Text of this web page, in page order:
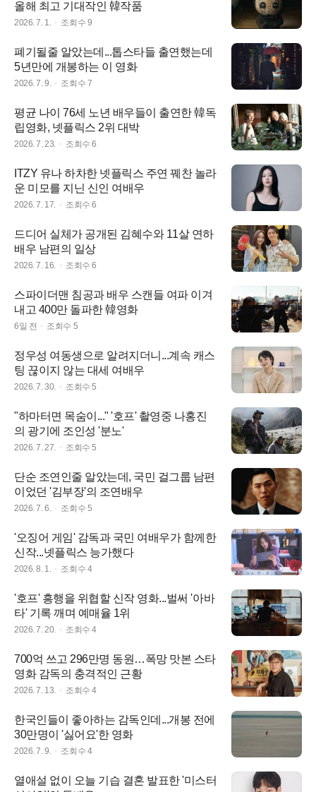
올해 최고 기대작인 韓작품
2026. 7. 1. 조회수 9
폐기될줄 알았는데...톱스타들 출연했는데
5년만에 개봉하는 이 영화
2026. 7. 9. 조회수 7
평균 나이 76세 노년 배우들이 출연한 韓독
립영화, 넷플릭스 2위 대박
2026. 7. 23. 조회수6
ITZY 유나 하차한 넷플릭스 주연 꿰찬 놀라
운 미모를 지닌 신인 여배우
2026. 7. 17. 조회수6
드디어 실체가 공개된 김혜수와 11살 연하
배우 남편의 일상
2026. 7. 16. 조회수6
스파이더맨 침공과 배우 스캔들 여파 이겨
내고 400만 돌파한 韓영화
6일 전 조회수 5
정우성 여동생으로 알려지더니...계속 캐스
팅 끊이지 않는 대세 여배우
2026. 7. 30. 조회수5
"하마터면 목숨이..." '호프' 촬영중 나홍진
의 광기에 조인성 '분노'
2026. 7. 27. 조회수5
단순 조연인줄 알았는데, 국민 걸그룹 남편
이었던 '김부장'의 조연배우
2026. 7. 6. 조회수 5
'오징어 게임' 감독과 국민 여배우가 함께한
신작...넷플릭스 능가했다
2026. 8. 1. 조회수 4
'호프' 흥행을 위협할 신작 영화...벌써 '아바
타' 기록 깨며 예매율 1위
2026. 7. 20. 조회수4
700억 쓰고 296만명 동원…폭망 맛본 스타
영화 감독의 충격적인 근황
2026. 7. 13. 조회수4
한국인들이 좋아하는 감독인데...개봉 전에
30만명이 '싫어요'한 영화
2026. 7. 9. 조회수 4
열애설 없이 오늘 기습 결혼 발표한 '미스터